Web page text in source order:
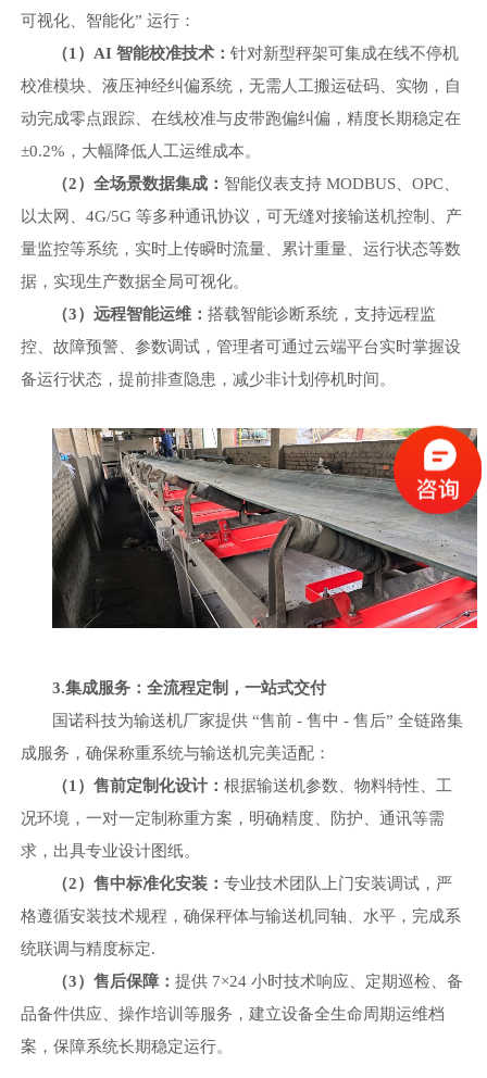
可视化、智能化” 运行：
（1）AI 智能校准技术： 针对新型秤架可集成在线不停机
校准模块、液压神经纠偏系统，无需人工搬运砝码、实物，自
动完成零点跟踪、在线校准与皮带跑偏纠偏，精度长期稳定在
±0.2%，大幅降低人工运维成本。
（2）全场景数据集成： 智能仪表支持 MODBUS、OPC、
以太网、4G/5G 等多种通讯协议，可无缝对接输送机控制、产
量监控等系统，实时上传瞬时流量、累计重量、运行状态等数
据，实现生产数据全局可视化。
（3）远程智能运维： 搭载智能诊断系统，支持远程监
控、故障预警、参数调试，管理者可通过云端平台实时掌握设
备运行状态，提前排查隐患，减少非计划停机时间。
3.集成服务：全流程定制，一站式交付
国诺科技为输送机厂家提供 “售前 - 售中 - 售后” 全链路集
成服务，确保称重系统与输送机完美适配：
（1）售前定制化设计： 根据输送机参数、物料特性、工
况环境，一对一定制称重方案，明确精度、防护、通讯等需
求，出具专业设计图纸。
（2）售中标准化安装： 专业技术团队上门安装调试，严
格遵循安装技术规程，确保秤体与输送机同轴、水平，完成系
统联调与精度标定.
（3）售后保障： 提供 7×24 小时技术响应、定期巡检、备
品备件供应、操作培训等服务，建立设备全生命周期运维档
案，保障系统长期稳定运行。